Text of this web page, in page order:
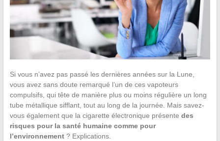
Si vous n’avez pas passé les dernières années sur la Lune,
vous avez sans doute remarqué l’un de ces vapoteurs
compulsifs, qui tête de manière plus ou moins régulière un long
tube métallique sifflant, tout au long de la journée. Mais savez-
vous également que la cigarette électronique présente des
risques pour la santé humaine comme pour
l’environnement ? Explications.